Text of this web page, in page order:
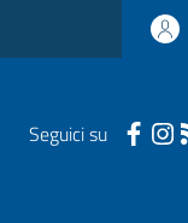
Seguici su